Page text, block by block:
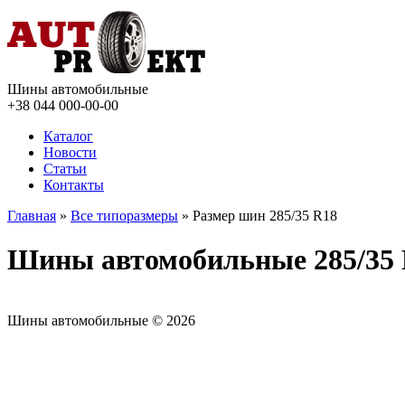
Шины автомобильные
+38 044 000-00-00
Каталог
Новости
Статьи
Контакты
Главная » Все типоразмеры » Размер шин 285/35 R18
Шины автомобильные 285/35
Шины автомобильные © 2026